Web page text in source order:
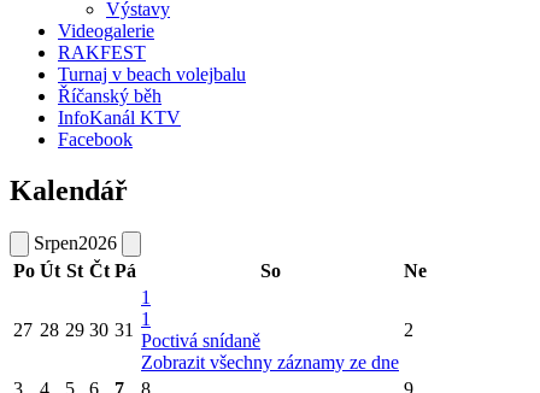
Výstavy
Videogalerie
RAKFEST
Turnaj v beach volejbalu
Říčanský běh
InfoKanál KTV
Facebook
Kalendář
Srpen2026
Po Út St Čt Pá So Ne
27 28 29 30 31
1
1
Poctivá snídaně
Zobrazit všechny záznamy ze dne
2